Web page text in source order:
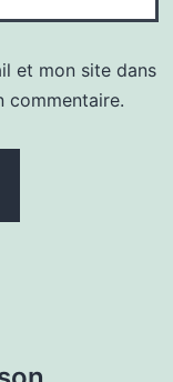
et mon site dans
commentaire.